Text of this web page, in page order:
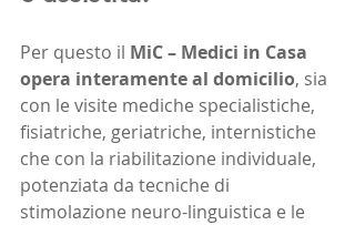
Per questo il MiC – Medici in Casa
opera interamente al domicilio, sia
con le visite mediche specialistiche,
fisiatriche, geriatriche, internistiche
che con la riabilitazione individuale,
potenziata da tecniche di
stimolazione neuro-linguistica e le